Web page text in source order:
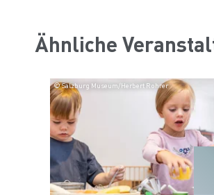
Ähnliche
© Salzburg Museum/Herbert Rohrer